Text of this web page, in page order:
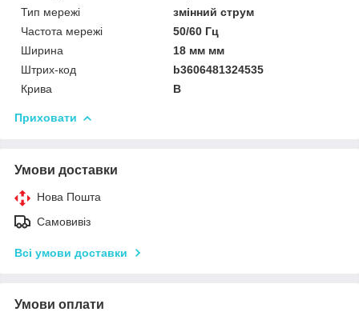
Тип мережі
змінний струм
Частота мережі
50/60 Гц
Ширина
18 мм мм
Штрих-код
b3606481324535
Крива
B
Приховати
Умови доставки
Нова Пошта
Самовивіз
Всі умови доставки
Умови оплати